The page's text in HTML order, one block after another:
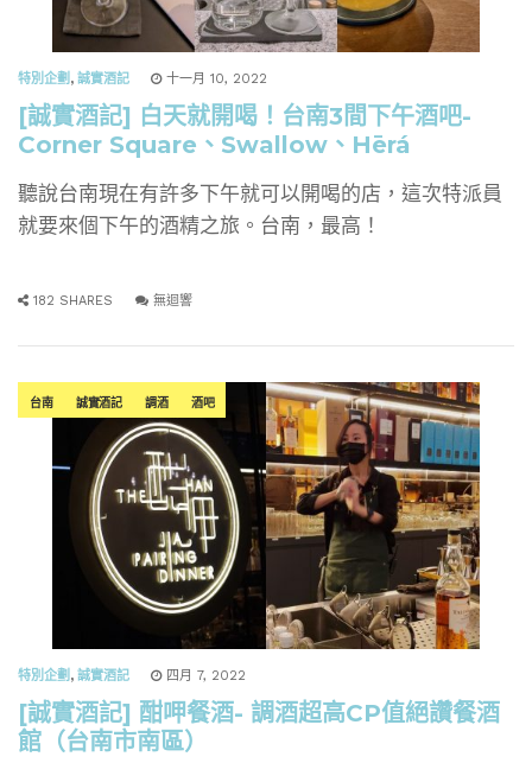
特別企劃 , 誠實酒記 十一月 10, 2022
[誠實酒記] 白天就開喝！台南3間下午酒吧-
Corner Square、Swallow、Hērá
聽說台南現在有許多下午就可以開喝的店，這次特派員
就要來個下午的酒精之旅。台南，最高！
182 SHARES 無迴響
台南 誠實酒記 調酒 酒吧
特別企劃 , 誠實酒記 四月 7, 2022
[誠實酒記] 酣呷餐酒- 調酒超高CP值絕讚餐酒
館（台南市南區）